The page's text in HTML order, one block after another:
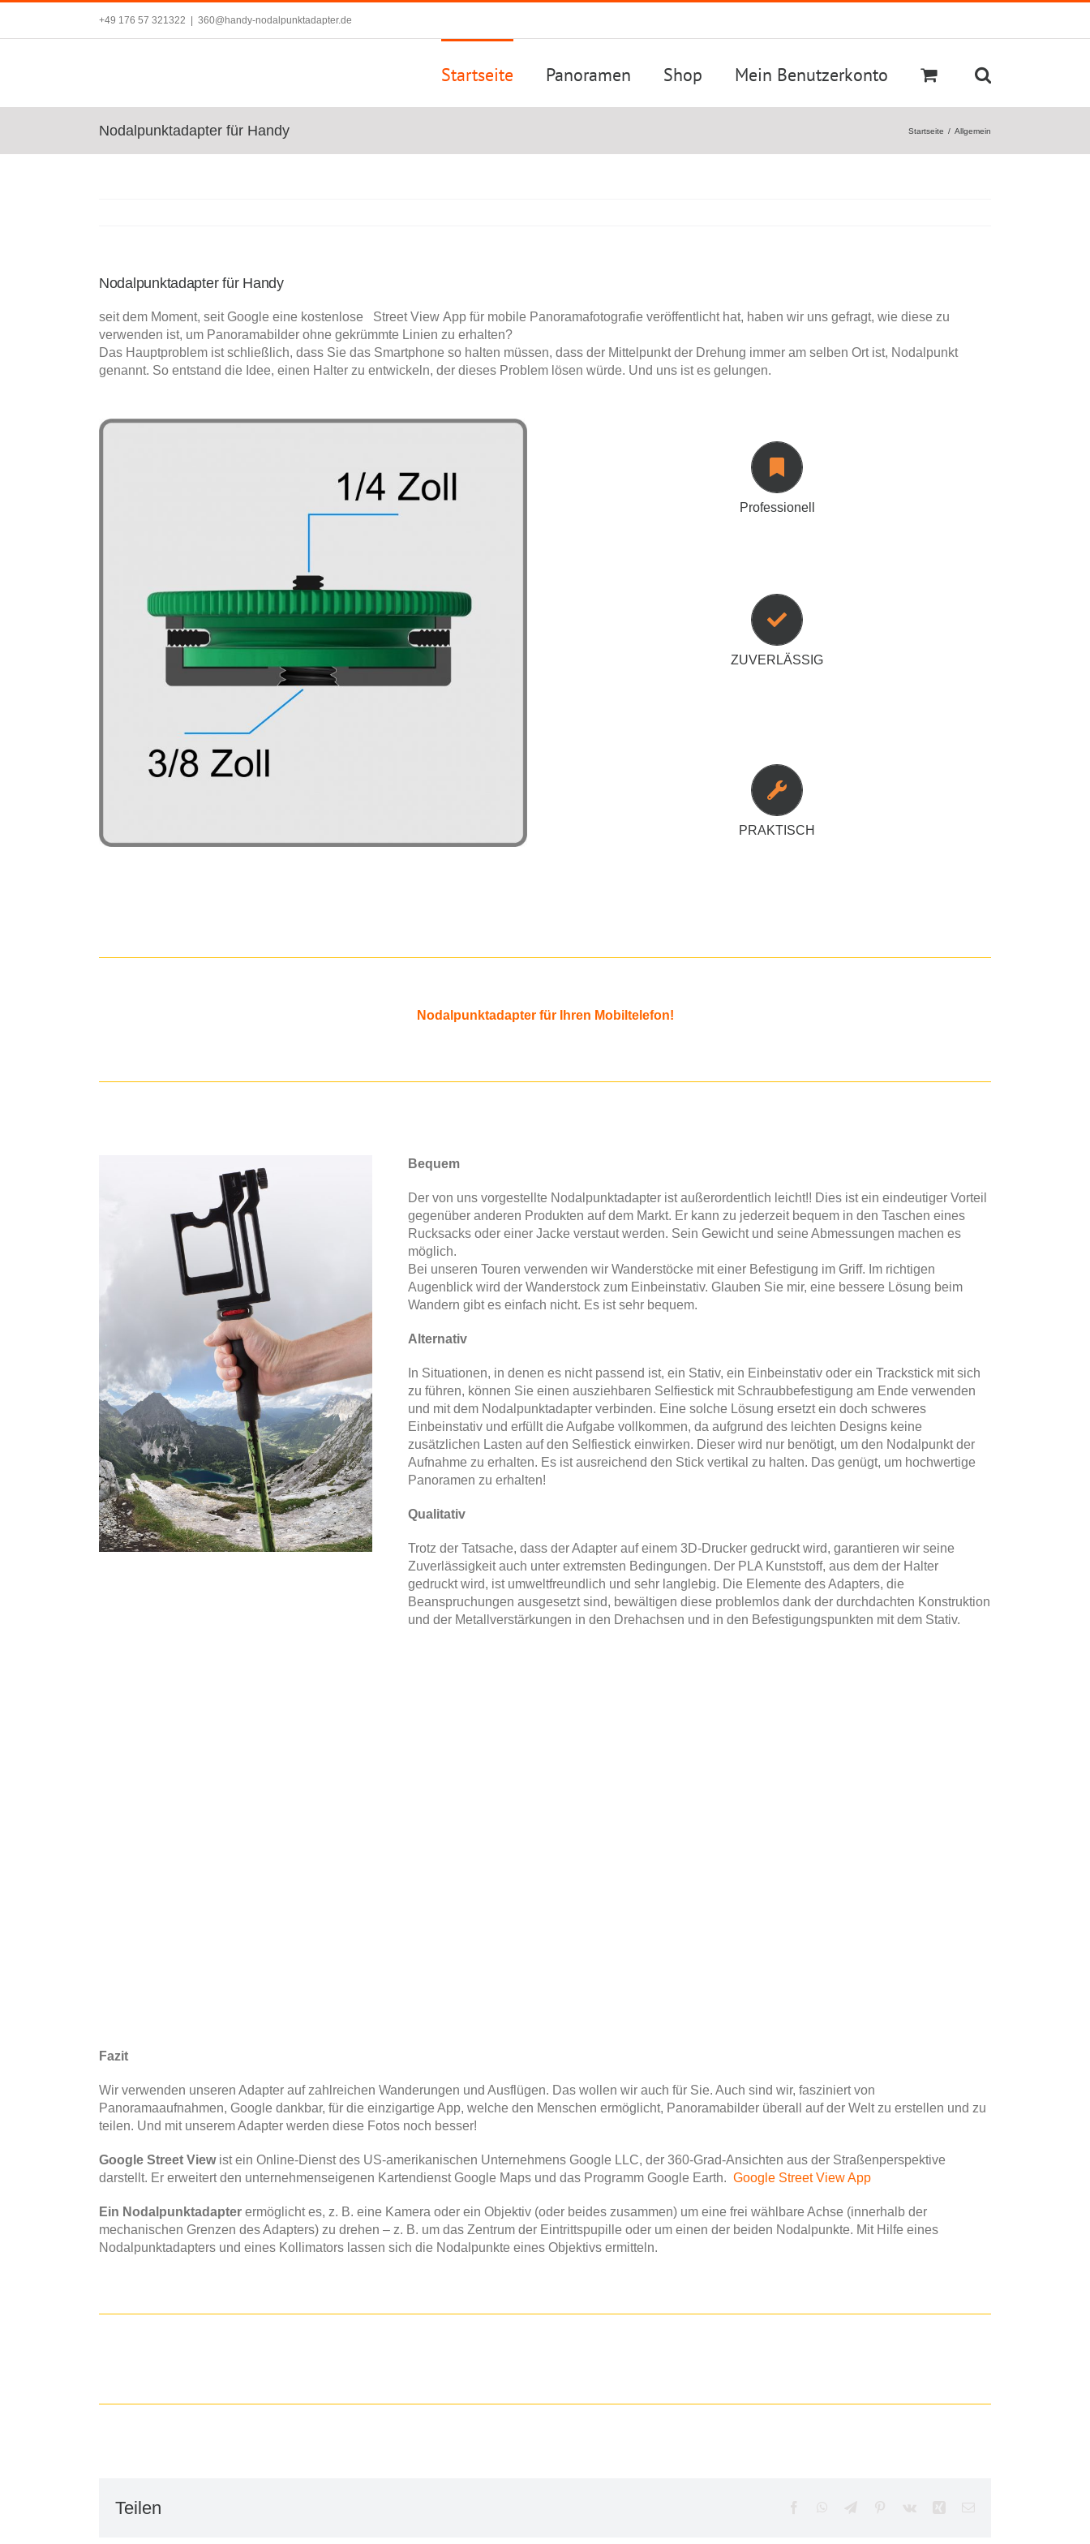
springen
+49 176 57 321322 360@handy-nodalpunktadapter.de
Startseite Panoramen Shop Mein Benutzerkonto
Nodalpunktadapter für Handy Startseite Allgemein
Nodalpunktadapter für Handy
seit dem Moment, seit Google eine kostenlose
Street View App für mobile Panoramafotografie veröffentlicht hat, haben wir uns gefragt, wie diese zu
verwenden ist, um Panoramabilder ohne gekrümmte Linien zu erhalten?
Das Hauptproblem ist schließlich, dass Sie das Smartphone so halten müssen, dass der Mittelpunkt der Drehung immer am selben Ort ist, Nodalpunkt
genannt. So entstand die Idee, einen Halter zu entwickeln, der dieses Problem lösen würde. Und uns ist es gelungen.
Professionell
Mit unserem Nodalpunktadapter bleibt der Nodalpunkt stets am
korrekten Ort. Das bedeutet, ein garantiert verzerrungsfreies
Ergebnis. Professionelle Panoramafotos zu erstellen, ist einfacher
als Sie denken.
ZUVERLÄSSIG
machen müssen, dass Ihr Telefon rausfällt oder wackelt. Der Halter
umschließt fest das Telefon und hält es sicher! Dies ist besonders
praktisch bei Aktivitäten und an Orten, wo ein Fallenlassen des
Smartphones gleichermaßen den Verlust bedeutet.
PRAKTISCH
Außenbedingungen. Angesichts eines solchen Problems beim
Panoramafotografieren, konstruierten wir den Halter so, sodass die
Ladebuchse zugänglich bleibt. Dies ermöglicht Ihnen eine
Powerbank anzuschließen und müssen nicht länger befürchten,
dass Ihr Telefon zum ungünstigsten Zeitpunkt ausgeht.
Nodalpunktadapter für Ihren Mobiltelefon!
Bequem
Der von uns vorgestellte Nodalpunktadapter ist außerordentlich leicht!! Dies ist ein eindeutiger Vorteil
gegenüber anderen Produkten auf dem Markt. Er kann zu jederzeit bequem in den Taschen eines
Rucksacks oder einer Jacke verstaut werden. Sein Gewicht und seine Abmessungen machen es
möglich.
Bei unseren Touren verwenden wir Wanderstöcke mit einer Befestigung im Griff. Im richtigen
Augenblick wird der Wanderstock zum Einbeinstativ. Glauben Sie mir, eine bessere Lösung beim
Wandern gibt es einfach nicht. Es ist sehr bequem.
Alternativ
In Situationen, in denen es nicht passend ist, ein Stativ, ein Einbeinstativ oder ein Trackstick mit sich
zu führen, können Sie einen ausziehbaren Selfiestick mit Schraubbefestigung am Ende verwenden
und mit dem Nodalpunktadapter verbinden. Eine solche Lösung ersetzt ein doch schweres
Einbeinstativ und erfüllt die Aufgabe vollkommen, da aufgrund des leichten Designs keine
zusätzlichen Lasten auf den Selfiestick einwirken. Dieser wird nur benötigt, um den Nodalpunkt der
Aufnahme zu erhalten. Es ist ausreichend den Stick vertikal zu halten. Das genügt, um hochwertige
Panoramen zu erhalten!
Qualitativ
Trotz der Tatsache, dass der Adapter auf einem 3D-Drucker gedruckt wird, garantieren wir seine
Zuverlässigkeit auch unter extremsten Bedingungen. Der PLA Kunststoff, aus dem der Halter
gedruckt wird, ist umweltfreundlich und sehr langlebig. Die Elemente des Adapters, die
Beanspruchungen ausgesetzt sind, bewältigen diese problemlos dank der durchdachten Konstruktion
und der Metallverstärkungen in den Drehachsen und in den Befestigungspunkten mit dem Stativ.
Fazit
Wir verwenden unseren Adapter auf zahlreichen Wanderungen und Ausflügen. Das wollen wir auch für Sie. Auch sind wir, fasziniert von
Panoramaaufnahmen, Google dankbar, für die einzigartige App, welche den Menschen ermöglicht, Panoramabilder überall auf der Welt zu erstellen und zu
teilen. Und mit unserem Adapter werden diese Fotos noch besser!
Google Street Viewist ein Online-Dienst des US-amerikanischen Unternehmens Google LLC, der 360-Grad-Ansichten aus der Straßenperspektive
darstellt. Er erweitert den unternehmenseigenen Kartendienst Google Maps und das Programm Google Earth. Google Street View App
Ein Nodalpunktadapterermöglicht es, z. B. eine Kamera oder ein Objektiv (oder beides zusammen) um eine frei wählbare Achse (innerhalb der
mechanischen Grenzen des Adapters) zu drehen – z. B. um das Zentrum der Eintrittspupille oder um einen der beiden Nodalpunkte. Mit Hilfe eines
Nodalpunktadapters und eines Kollimators lassen sich die Nodalpunkte eines Objektivs ermitteln.
Teilen